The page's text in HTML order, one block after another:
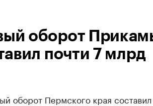
оборот
почти 7 млрд
оборот Пермского края